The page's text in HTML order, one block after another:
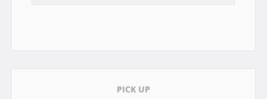
PICK UP